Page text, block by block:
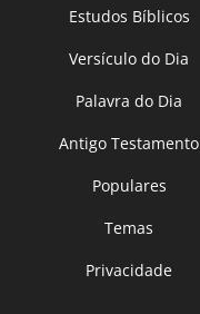
Estudos Bíblicos
Versículo do Dia
Palavra do Dia
Antigo Testamento
Populares
Temas
Privacidade